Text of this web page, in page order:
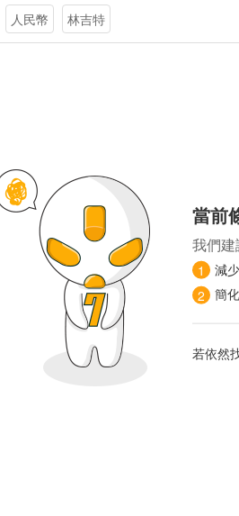
人民幣 林吉特
當前
我們
1
減
2 簡
若依然